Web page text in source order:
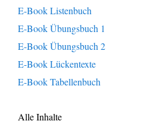
E-Book Listenbuch
E-Book Übungsbuch 1
E-Book Übungsbuch 2
E-Book Lückentexte
E-Book Tabellenbuch
Alle Inhalte